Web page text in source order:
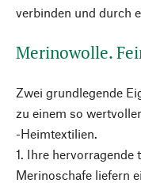
verbinden und durch
Merinowolle.
Zwei grundlegende
zu einem so
-Heimtextilien.
1. Ihre
Merinoschafe liefern